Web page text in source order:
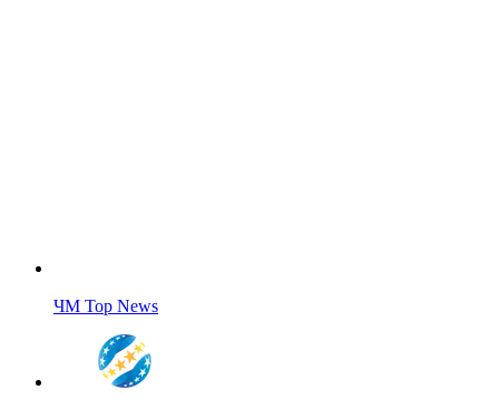
ЧМ Top News